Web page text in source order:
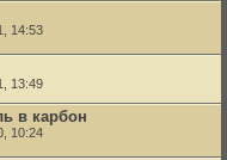
14:53
13:49
в карбон
10:24